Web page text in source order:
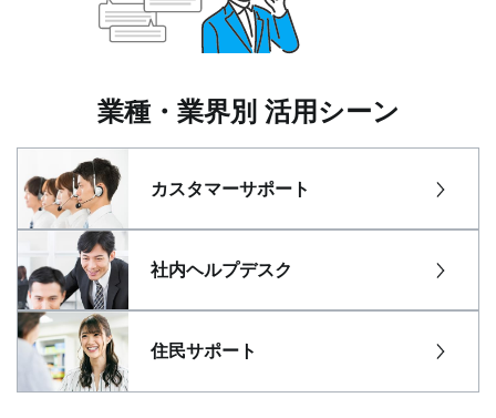
業種・業界別 活用シーン
カスタマーサポート
社内ヘルプデスク
住民サポート